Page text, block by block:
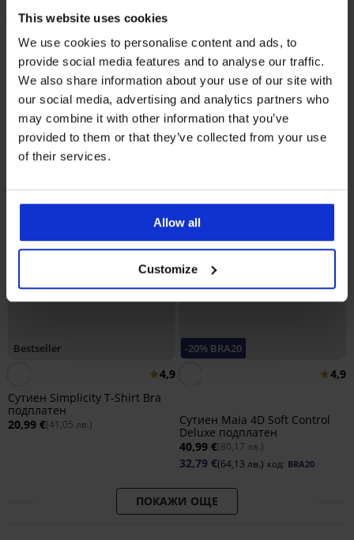
This website uses cookies
We use cookies to personalise content and ads, to
provide social media features and to analyse our traffic.
We also share information about your use of our site with
our social media, advertising and analytics partners who
may combine it with other information that you’ve
provided to them or that they’ve collected from your use
of their services.
Allow all
Customize
Сутиен Spacer 3D Lady Grace
New
Сутиен Maia 4D изглаждащ
40,99 €(80,17 лв.)
Bestseller
4,9
Сутиен Simplicity T-Shirt Bra
подплатен
20,99 €(41,05 лв.)
-20% BRA20
4,9
Сутиен Maia 4D Soft Control
Deluxe подплатен
40,99 €(80,17 лв.)
32,79 €(64,13 лв.) код: BRA20
ПОКАЖИ ОЩЕ